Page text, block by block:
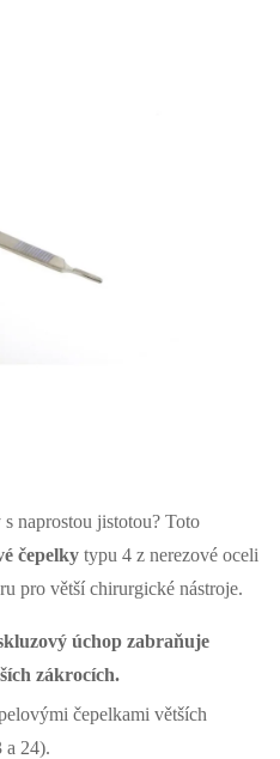
naprostou jistotou? Toto
čepelky typu 4 z nerezové oceli
pro větší chirurgické nástroje.
úchop zabraňuje
zákrocích.
čepelkami větších
a 24).